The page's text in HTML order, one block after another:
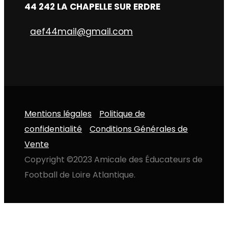
44 242 LA CHAPELLE SUR ERDRE
aef44mail@gmail.com
Mentions légales
Politique de
confidentialité
Conditions Générales de
Vente
Copyright ©2023 Amicale des Éducateurs de
Football de Loire Atlantique.